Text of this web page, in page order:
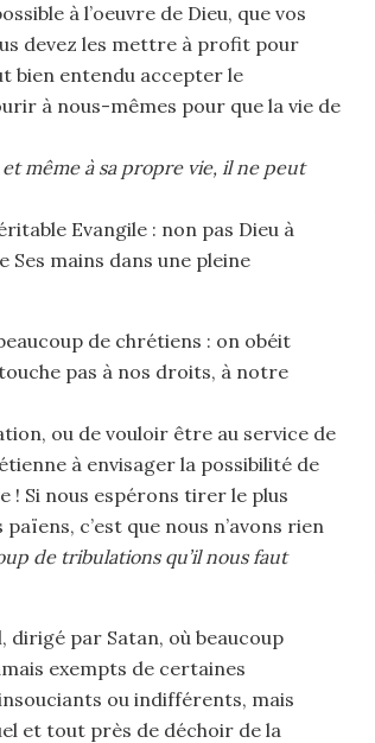
à l’oeuvre de Dieu, que vos
devez les mettre à profit pour
bien entendu accepter le
à nous-mêmes pour que la vie de
même à sa propre vie, il ne peut
Evangile : non pas Dieu à
mains dans une pleine
de chrétiens : on obéit
pas à nos droits, à notre
ou de vouloir être au service de
à envisager la possibilité de
! Si nous espérons tirer le plus
c’est que nous n’avons rien
de tribulations qu’il nous faut
dirigé par Satan, où beaucoup
exempts de certaines
ou indifférents, mais
et tout près de déchoir de la